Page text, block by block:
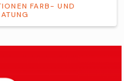
FARB- UND